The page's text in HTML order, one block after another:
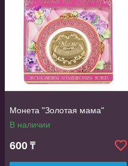
Монета "Золотая мама"
В наличии
600 ₸